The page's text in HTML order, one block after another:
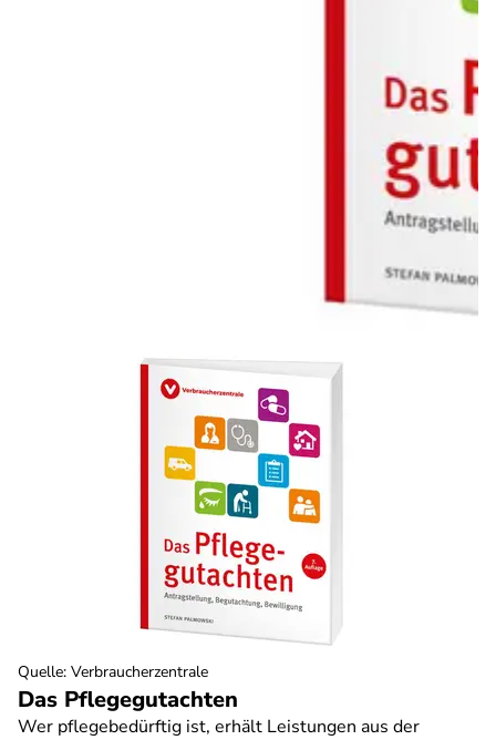
Das Pflegegutachten
Wer pflegebedürftig ist, erhält Leistungen aus der
Quelle: Verbraucherzentrale